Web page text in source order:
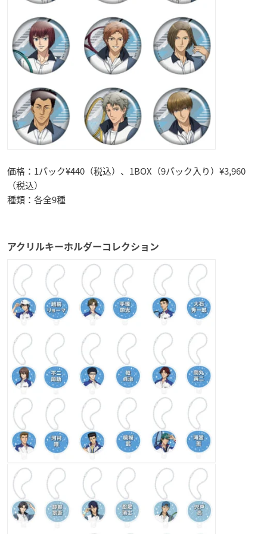
価格：1パック¥440（税込）、1BOX（9パック入り）¥3,960
（税込）
種類：各全9種
アクリルキーホルダーコレクション